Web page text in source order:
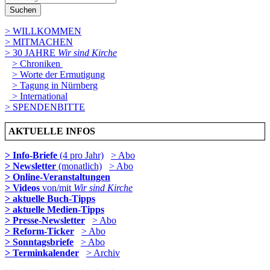
Suchen
> WILLKOMMEN
> MITMACHEN
> 30 JAHRE Wir sind Kirche
> Chroniken
> Worte der Ermutigung
> Tagung in Nürnberg
> International
> SPENDENBITTE
AKTUELLE INFOS
> Info-Briefe (4 pro Jahr)
> Abo
> Newsletter (monatlich)
> Abo
> Online-Veranstaltungen
> Videos von/mit Wir sind Kirche
> aktuelle Buch-Tipps
> aktuelle Medien-Tipps
> Presse-Newsletter
> Abo
> Reform-Ticker
> Abo
> Sonntagsbriefe
> Abo
> Terminkalender
> Archiv